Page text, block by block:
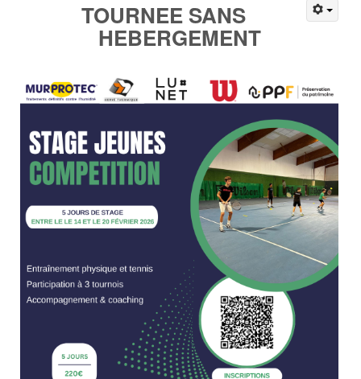
TOURNEE SANS
HEBERGEMENT